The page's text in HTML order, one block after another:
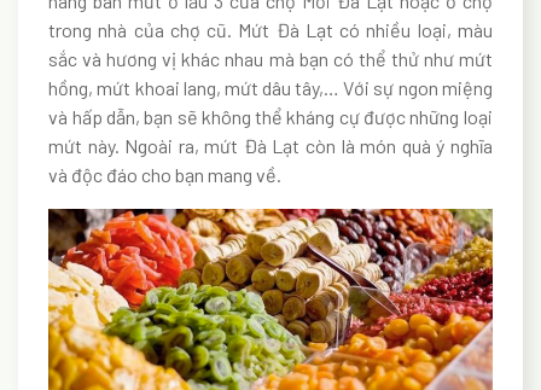
trong nhà của chợ cũ. Mứt Đà Lạt có nhiều loại, màu
sắc và hương vị khác nhau mà bạn có thể thử như mứt
hồng, mứt khoai lang, mứt dâu tây,… Với sự ngon miệng
và hấp dẫn, bạn sẽ không thể kháng cự được những loại
mứt này. Ngoài ra, mứt Đà Lạt còn là món quà ý nghĩa
và độc đáo cho bạn mang về.